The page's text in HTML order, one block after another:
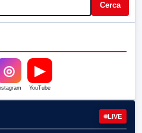
Cerca
◎ ▶
YouTube
LIVE